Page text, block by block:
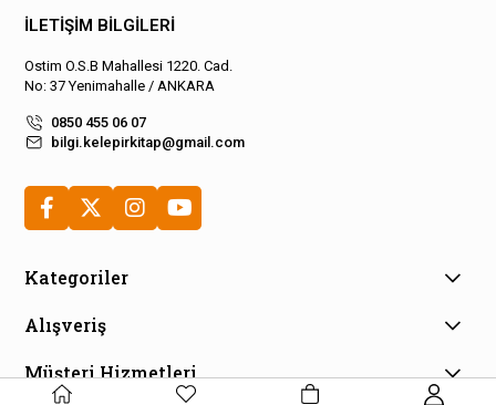
İLETİŞİM BİLGİLERİ
Ostim O.S.B Mahallesi 1220. Cad.
No: 37 Yenimahalle / ANKARA
0850 455 06 07
bilgi.kelepirkitap@gmail.com
Kategoriler
Alışveriş
Müşteri Hizmetleri